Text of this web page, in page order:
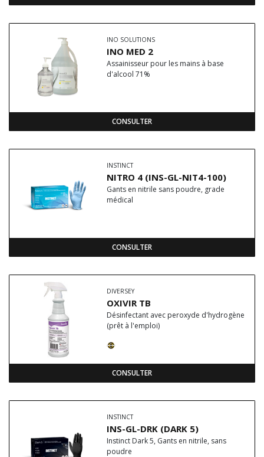
INO SOLUTIONS
INO MED 2
Assainisseur pour les mains à base
d'alcool 71%
CONSULTER
INSTINCT
NITRO 4 (INS-GL-NIT4-100)
Gants en nitrile sans poudre, grade
médical
CONSULTER
DIVERSEY
OXIVIR TB
Désinfectant avec peroxyde d'hydrogène
(prêt à l'emploi)
CONSULTER
INSTINCT
INS-GL-DRK (DARK 5)
Instinct Dark 5, Gants en nitrile, sans
poudre